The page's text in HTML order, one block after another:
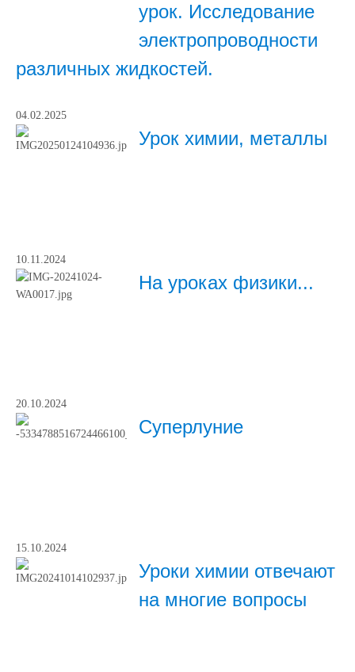
урок. Исследование
электропроводности
различных жидкостей.
04.02.2025
Урок химии, металлы
10.11.2024
На уроках физики...
20.10.2024
Суперлуние
15.10.2024
Уроки химии отвечают
на многие вопросы